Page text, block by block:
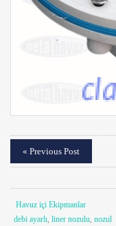
« Previous Post
Havuz içi Ekipmanlar
debi ayarlı, liner nozulu, nozul